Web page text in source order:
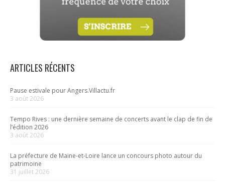
ARTICLES RÉCENTS
Pause estivale pour Angers.Villactu.fr
3 août 2026
Tempo Rives : une dernière semaine de concerts avant le clap de fin de
l’édition 2026
3 août 2026
La préfecture de Maine-et-Loire lance un concours photo autour du
patrimoine
31 juillet 2026